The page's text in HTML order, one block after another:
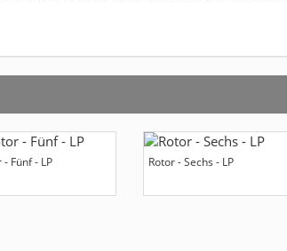
- Fünf - LP Rotor - Sechs - LP